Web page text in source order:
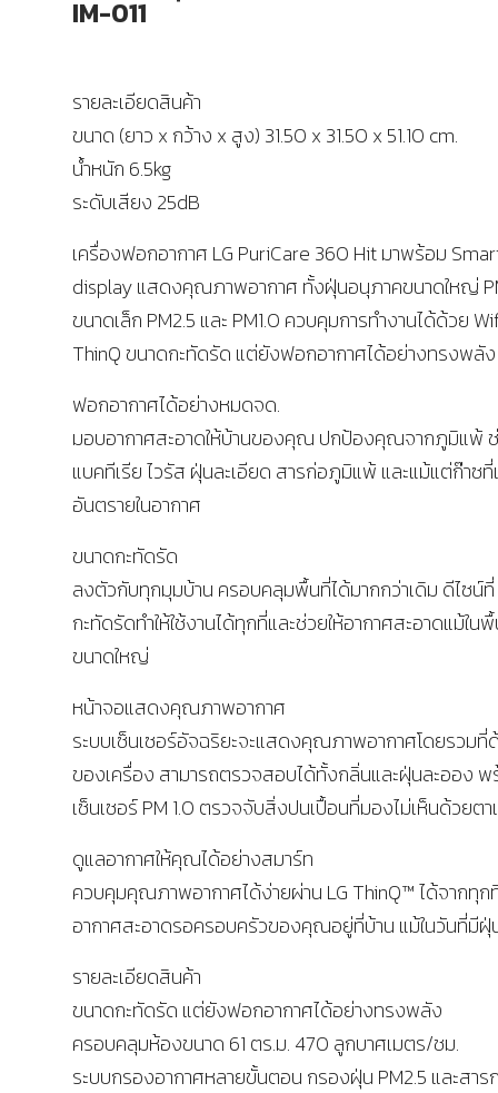
IM-011
รายละเอียดสินค้า
ขนาด (ยาว x กว้าง x สูง) 31.50 x 31.50 x 51.10 cm.
น้ำหนัก 6.5kg
ระดับเสียง 25dB
เครื่องฟอกอากาศ LG PuriCare 360 Hit มาพร้อม
display แสดงคุณภาพอากาศ ทั้งฝุ่นอนุภาคขนาดใหญ่
ขนาดเล็ก PM2.5 และ PM1.0 ควบคุมการทำงานได้ด้วย
ThinQ ขนาดกะทัดรัด แต่ยังฟอกอากาศได้อย่างทรงพลัง
ฟอกอากาศได้อย่างหมดจด.
มอบอากาศสะอาดให้บ้านของคุณ ปกป้องคุณจากภูมิแพ้
แบคทีเรีย ไวรัส ฝุ่นละเอียด สารก่อภูมิแพ้ และแม้แต่ก๊าซที่
อันตรายในอากาศ
ขนาดกะทัดรัด
ลงตัวกับทุกมุมบ้าน ครอบคลุมพื้นที่ได้มากกว่าเดิม ดีไซน์ที่
กะทัดรัดทำให้ใช้งานได้ทุกที่และช่วยให้อากาศสะอาดแม้ใน
ขนาดใหญ่
หน้าจอแสดงคุณภาพอากาศ
ระบบเซ็นเซอร์อัจฉริยะจะแสดงคุณภาพอากาศโดยรวมที่
ของเครื่อง สามารถตรวจสอบได้ทั้งกลิ่นและฝุ่นละออง
เซ็นเซอร์ PM 1.0 ตรวจจับสิ่งปนเปื้อนที่มองไม่เห็นด้วยตา
ดูแลอากาศให้คุณได้อย่างสมาร์ท
ควบคุมคุณภาพอากาศได้ง่ายผ่าน LG ThinQ™ ได้จากทุก
อากาศสะอาดรอครอบครัวของคุณอยู่ที่บ้าน แม้ในวันที่มีฝุ่
รายละเอียดสินค้า
ขนาดกะทัดรัด แต่ยังฟอกอากาศได้อย่างทรงพลัง
ครอบคลุมห้องขนาด 61 ตร.ม. 470 ลูกบาศเมตร/ชม.
ระบบกรองอากาศหลายขั้นตอน กรองฝุ่น PM2.5 และสาร